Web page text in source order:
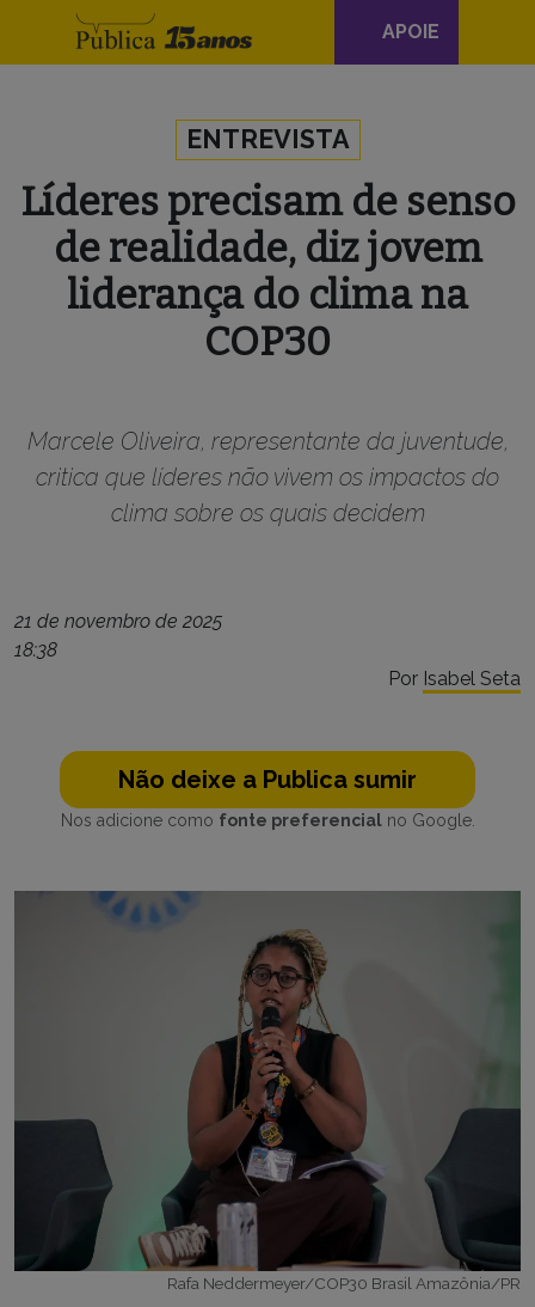
Navegação
principal
APOIE
ENTREVISTA
Líderes precisam de senso
de realidade, diz jovem
liderança do clima na
COP30
Marcele Oliveira, representante da juventude,
critica que líderes não vivem os impactos do
clima sobre os quais decidem
21 de novembro de 2025
18:38
Por Isabel Seta
Não deixe a Publica sumir
Nos adicione como fonte preferencialno Google.
Rafa Neddermeyer/COP30 Brasil Amazônia/PR